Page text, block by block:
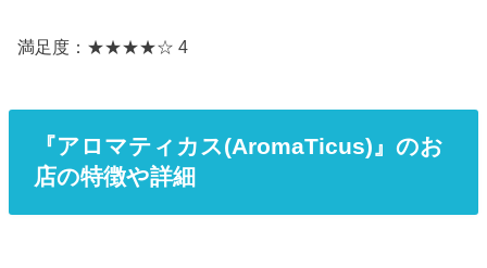
満足度：★★★★☆ 4
『アロマティカス(AromaTicus)』のお
店の特徴や詳細